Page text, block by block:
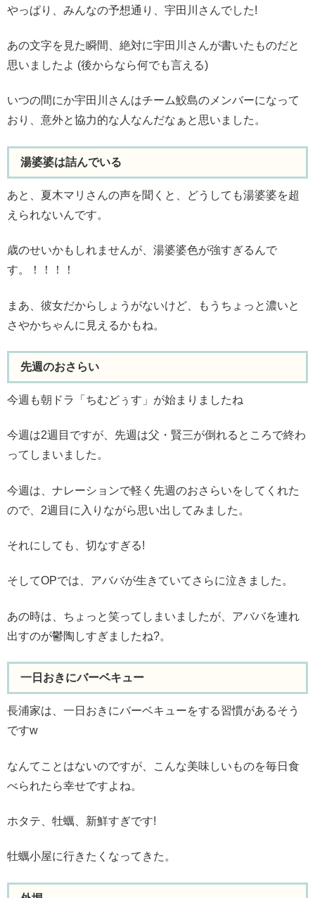
やっぱり、みんなの予想通り、宇田川さんでした!
あの文字を見た瞬間、絶対に宇田川さんが書いたものだと
思いましたよ (後からなら何でも言える)
いつの間にか宇田川さんはチーム鮫島のメンバーになって
おり、意外と協力的な人なんだなぁと思いました。
湯婆婆は詰んでいる
あと、夏木マリさんの声を聞くと、どうしても湯婆婆を超
えられないんです。
歳のせいかもしれませんが、湯婆婆色が強すぎるんで
す。！！！！
まあ、彼女だからしょうがないけど、もうちょっと濃いと
さやかちゃんに見えるかもね。
先週のおさらい
今週も朝ドラ「ちむどぅす」が始まりましたね
今週は2週目ですが、先週は父・賢三が倒れるところで終わ
ってしまいました。
今週は、ナレーションで軽く先週のおさらいをしてくれた
ので、2週目に入りながら思い出してみました。
それにしても、切なすぎる!
そしてOPでは、アババが生きていてさらに泣きました。
あの時は、ちょっと笑ってしまいましたが、アババを連れ
出すのが鬱陶しすぎましたね?。
一日おきにバーベキュー
長浦家は、一日おきにバーベキューをする習慣があるそう
ですw
なんてことはないのですが、こんな美味しいものを毎日食
べられたら幸せですよね。
ホタテ、牡蠣、新鮮すぎです!
牡蠣小屋に行きたくなってきた。